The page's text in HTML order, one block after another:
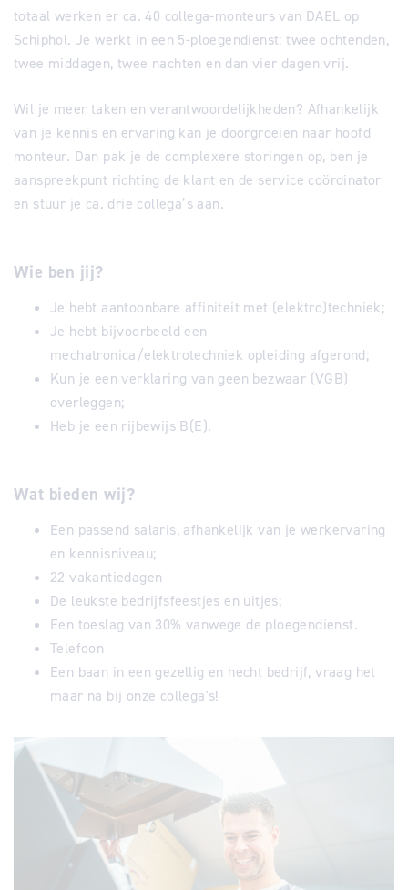
totaal werken er ca. 40 collega-monteurs van DAEL op
Schiphol. Je werkt in een 5-ploegendienst: twee ochtenden,
twee middagen, twee nachten en dan vier dagen vrij.
Wil je meer taken en verantwoordelijkheden? Afhankelijk
van je kennis en ervaring kan je doorgroeien naar hoofd
monteur. Dan pak je de complexere storingen op, ben je
aanspreekpunt richting de klant en de service coördinator
en stuur je ca. drie collega’s aan.
Wie ben jij?
Je hebt aantoonbare affiniteit met (elektro)techniek;
Je hebt bijvoorbeeld een
mechatronica/elektrotechniek opleiding afgerond;
Kun je een verklaring van geen bezwaar (VGB)
overleggen;
Heb je een rijbewijs B(E).
Wat bieden wij?
Een passend salaris, afhankelijk van je werkervaring
en kennisniveau;
22 vakantiedagen
De leukste bedrijfsfeestjes en uitjes;
Een toeslag van 30% vanwege de ploegendienst.
Telefoon
Een baan in een gezellig en hecht bedrijf, vraag het
maar na bij onze collega's!